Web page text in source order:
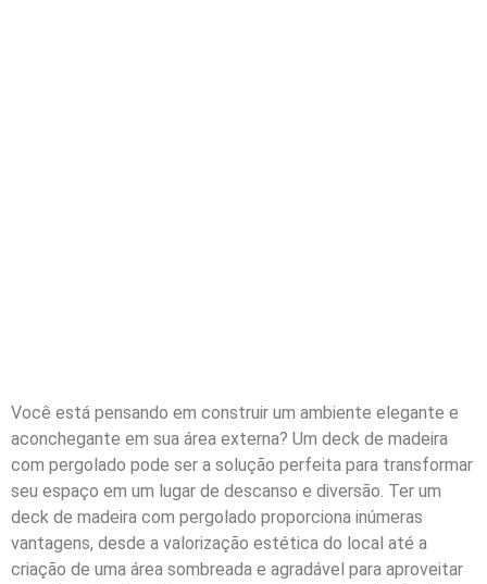
Você está pensando em construir um ambiente elegante e
aconchegante em sua área externa? Um deck de madeira
com pergolado pode ser a solução perfeita para transformar
seu espaço em um lugar de descanso e diversão. Ter um
deck de madeira com pergolado proporciona inúmeras
vantagens, desde a valorização estética do local até a
criação de uma área sombreada e agradável para aproveitar